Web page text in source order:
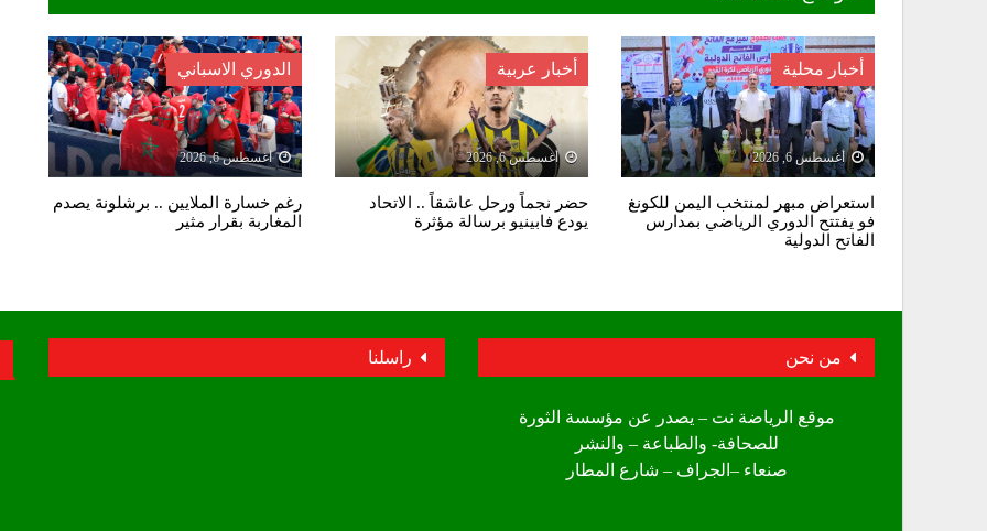
أخبار محلية
أغسطس 6, 2026
استعراض مبهر لمنتخب اليمن للكونغ
فو يفتتح الدوري الرياضي بمدارس
الفاتح الدولية
أخبار عربية
أغسطس 6, 2026
حضر نجماً ورحل عاشقاً .. الاتحاد
يودع فابينيو برسالة مؤثرة
الدوري الاسباني
أغسطس 6, 2026
رغم خسارة الملايين .. برشلونة يصدم
المغاربة بقرار مثير
من نحن
موقع الرياضة نت – يصدر عن مؤسسة الثورة
للصحافة- والطباعة – والنشر
صنعاء –الجراف – شارع المطار
راسلنا